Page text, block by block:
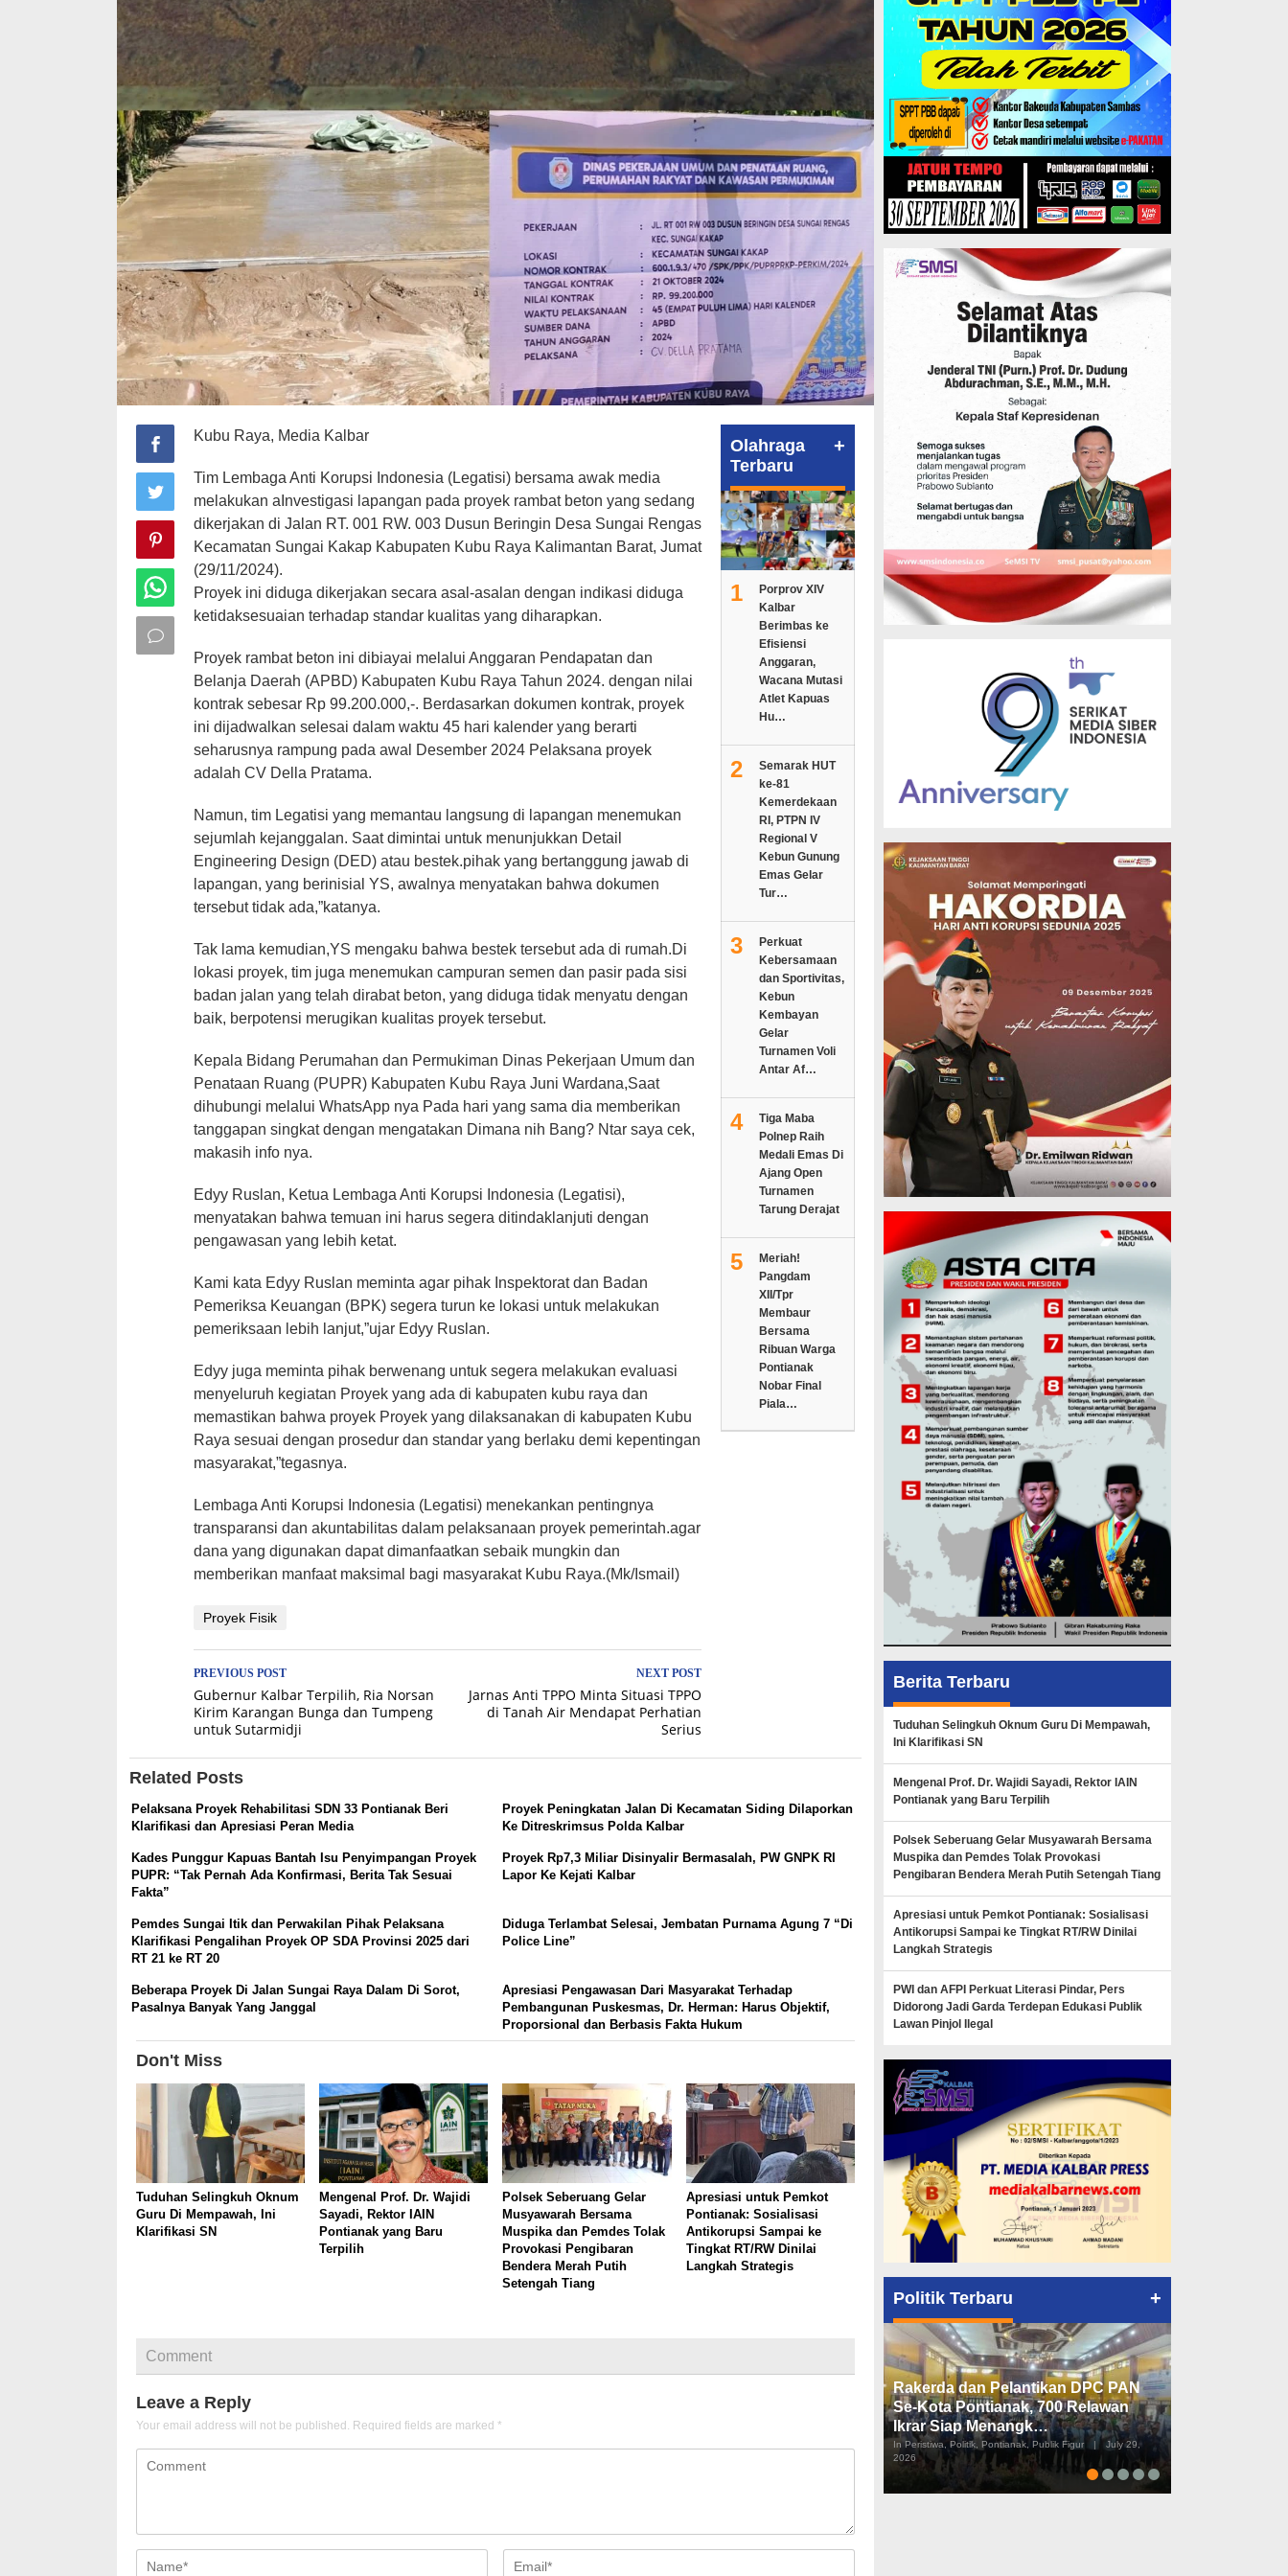
Kubu Raya, Media Kalbar
Tim Lembaga Anti Korupsi Indonesia (Legatisi) bersama awak media
melakukan aInvestigasi lapangan pada proyek rambat beton yang sedang
dikerjakan di Jalan RT. 001 RW. 003 Dusun Beringin Desa Sungai Rengas
Kecamatan Sungai Kakap Kabupaten Kubu Raya Kalimantan Barat, Jumat
(29/11/2024).
Proyek ini diduga dikerjakan secara asal-asalan dengan indikasi diduga
ketidaksesuaian terhadap standar kualitas yang diharapkan.
Proyek rambat beton ini dibiayai melalui Anggaran Pendapatan dan
Belanja Daerah (APBD) Kabupaten Kubu Raya Tahun 2024. dengan nilai
kontrak sebesar Rp 99.200.000,-. Berdasarkan dokumen kontrak, proyek
ini dijadwalkan selesai dalam waktu 45 hari kalender yang berarti
seharusnya rampung pada awal Desember 2024 Pelaksana proyek
adalah CV Della Pratama.
Namun, tim Legatisi yang memantau langsung di lapangan menemukan
sejumlah kejanggalan. Saat dimintai untuk menunjukkan Detail
Engineering Design (DED) atau bestek.pihak yang bertanggung jawab di
lapangan, yang berinisial YS, awalnya menyatakan bahwa dokumen
tersebut tidak ada,”katanya.
Tak lama kemudian,YS mengaku bahwa bestek tersebut ada di rumah.Di
lokasi proyek, tim juga menemukan campuran semen dan pasir pada sisi
badan jalan yang telah dirabat beton, yang diduga tidak menyatu dengan
baik, berpotensi merugikan kualitas proyek tersebut.
Kepala Bidang Perumahan dan Permukiman Dinas Pekerjaan Umum dan
Penataan Ruang (PUPR) Kabupaten Kubu Raya Juni Wardana,Saat
dihubungi melalui WhatsApp nya Pada hari yang sama dia memberikan
tanggapan singkat dengan mengatakan Dimana nih Bang? Ntar saya cek,
makasih info nya.
Edyy Ruslan, Ketua Lembaga Anti Korupsi Indonesia (Legatisi),
menyatakan bahwa temuan ini harus segera ditindaklanjuti dengan
pengawasan yang lebih ketat.
Kami kata Edyy Ruslan meminta agar pihak Inspektorat dan Badan
Pemeriksa Keuangan (BPK) segera turun ke lokasi untuk melakukan
pemeriksaan lebih lanjut,”ujar Edyy Ruslan.
Edyy juga meminta pihak berwenang untuk segera melakukan evaluasi
menyeluruh kegiatan Proyek yang ada di kabupaten kubu raya dan
memastikan bahwa proyek Proyek yang dilaksanakan di kabupaten Kubu
Raya sesuai dengan prosedur dan standar yang berlaku demi kepentingan
masyarakat,”tegasnya.
Lembaga Anti Korupsi Indonesia (Legatisi) menekankan pentingnya
transparansi dan akuntabilitas dalam pelaksanaan proyek pemerintah.agar
dana yang digunakan dapat dimanfaatkan sebaik mungkin dan
memberikan manfaat maksimal bagi masyarakat Kubu Raya.(Mk/Ismail)
Proyek Fisik
Post
navigation
PREVIOUS POST
Gubernur Kalbar Terpilih, Ria Norsan
Kirim Karangan Bunga dan Tumpeng
untuk Sutarmidji
NEXT POST
Jarnas Anti TPPO Minta Situasi TPPO
di Tanah Air Mendapat Perhatian
Serius
Olahraga
Terbaru
+
1
Porprov XIV
Kalbar
Berimbas ke
Efisiensi
Anggaran,
Wacana Mutasi
Atlet Kapuas
Hu…
2
Semarak HUT
ke-81
Kemerdekaan
RI, PTPN IV
Regional V
Kebun Gunung
Emas Gelar
Tur…
3
Perkuat
Kebersamaan
dan Sportivitas,
Kebun
Kembayan
Gelar
Turnamen Voli
Antar Af…
4
Tiga Maba
Polnep Raih
Medali Emas Di
Ajang Open
Turnamen
Tarung Derajat
5
Meriah!
Pangdam
XII/Tpr
Membaur
Bersama
Ribuan Warga
Pontianak
Nobar Final
Piala…
Related Posts
Pelaksana Proyek Rehabilitasi SDN 33 Pontianak Beri
Klarifikasi dan Apresiasi Peran Media
Proyek Peningkatan Jalan Di Kecamatan Siding Dilaporkan
Ke Ditreskrimsus Polda Kalbar
Kades Punggur Kapuas Bantah Isu Penyimpangan Proyek
PUPR: “Tak Pernah Ada Konfirmasi, Berita Tak Sesuai
Fakta”
Proyek Rp7,3 Miliar Disinyalir Bermasalah, PW GNPK RI
Lapor Ke Kejati Kalbar
Pemdes Sungai Itik dan Perwakilan Pihak Pelaksana
Klarifikasi Pengalihan Proyek OP SDA Provinsi 2025 dari
RT 21 ke RT 20
Diduga Terlambat Selesai, Jembatan Purnama Agung 7 “Di
Police Line”
Beberapa Proyek Di Jalan Sungai Raya Dalam Di Sorot,
Pasalnya Banyak Yang Janggal
Apresiasi Pengawasan Dari Masyarakat Terhadap
Pembangunan Puskesmas, Dr. Herman: Harus Objektif,
Proporsional dan Berbasis Fakta Hukum
Don't Miss
Tuduhan Selingkuh Oknum
Guru Di Mempawah, Ini
Klarifikasi SN
Mengenal Prof. Dr. Wajidi
Sayadi, Rektor IAIN
Pontianak yang Baru
Terpilih
Polsek Seberuang Gelar
Musyawarah Bersama
Muspika dan Pemdes Tolak
Provokasi Pengibaran
Bendera Merah Putih
Setengah Tiang
Apresiasi untuk Pemkot
Pontianak: Sosialisasi
Antikorupsi Sampai ke
Tingkat RT/RW Dinilai
Langkah Strategis
Comment
Leave a Reply
Your email address will not be published. Required fields are marked *
Berita Terbaru
Tuduhan Selingkuh Oknum Guru Di Mempawah,
Ini Klarifikasi SN
Mengenal Prof. Dr. Wajidi Sayadi, Rektor IAIN
Pontianak yang Baru Terpilih
Polsek Seberuang Gelar Musyawarah Bersama
Muspika dan Pemdes Tolak Provokasi
Pengibaran Bendera Merah Putih Setengah Tiang
Apresiasi untuk Pemkot Pontianak: Sosialisasi
Antikorupsi Sampai ke Tingkat RT/RW Dinilai
Langkah Strategis
PWI dan AFPI Perkuat Literasi Pindar, Pers
Didorong Jadi Garda Terdepan Edukasi Publik
Lawan Pinjol Ilegal
Politik Terbaru +
Rakerda dan Pelantikan DPC PAN
Se-Kota Pontianak, 700 Relawan
Ikrar Siap Menangk…
In Peristiwa, Politik, Pontianak, Publik Figur |
July 29,
2026